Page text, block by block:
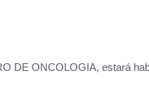
DE ONCOLOGIA, estará